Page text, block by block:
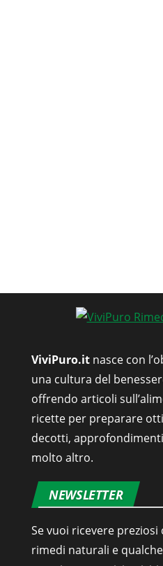
ViviPuro.it nasce con
una cultura del
offrendo articoli
ricette per preparare
decotti,
molto altro.
NEWSLETTER
Se vuoi ricevere
rimedi naturali e